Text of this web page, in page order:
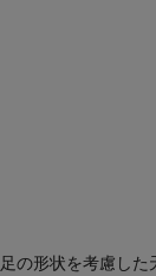
足の形状を考慮した